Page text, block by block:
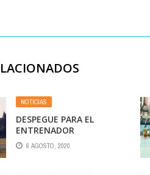
NOTICIAS
DESPEGUE PARA EL
ENTRENADOR
6 AGOSTO, 2020